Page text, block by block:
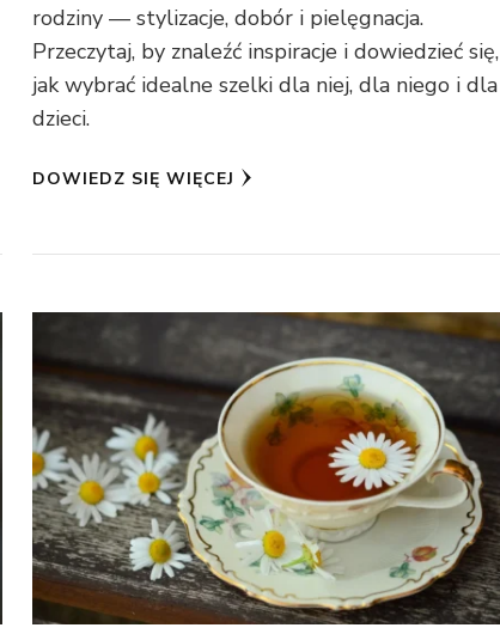
rodziny — stylizacje, dobór i pielęgnacja.
Przeczytaj, by znaleźć inspiracje i dowiedzieć się,
jak wybrać idealne szelki dla niej, dla niego i dla
dzieci.
DOWIEDZ SIĘ WIĘCEJ